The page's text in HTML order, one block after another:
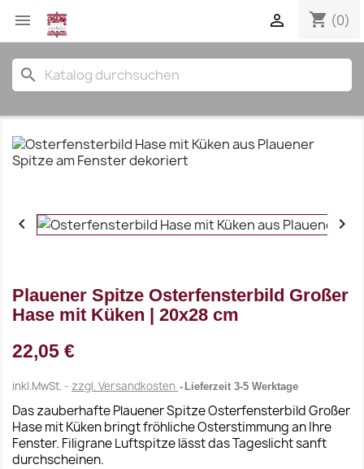
 shopping_cart (0)

search
 
Plauener Spitze Osterfensterbild Großer
Hase mit Küken | 20x28 cm
22,05 €
inkl.MwSt. zzgl. Versandkosten Lieferzeit 3-5 Werktage
Das zauberhafte Plauener Spitze Osterfensterbild Großer
Hase mit Küken bringt fröhliche Osterstimmung an Ihre
Fenster. Filigrane Luftspitze lässt das Tageslicht sanft
durchscheinen.